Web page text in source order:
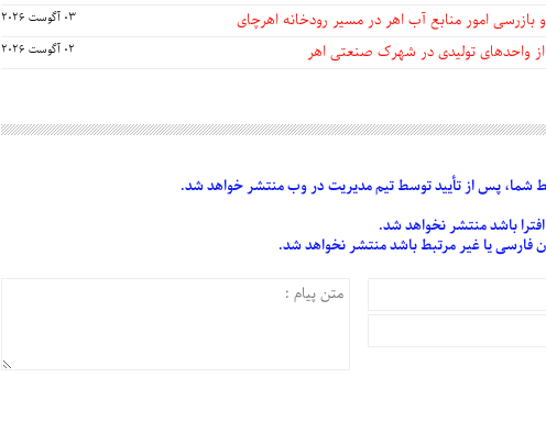
امور منابع آب اهر در مسیر رودخانه اهرچای 03 آگوست 2026
واحدهای تولیدی در شهرک صنعتی اهر 02 آگوست 2026
شما، پس از تأییدتوسط تیم مدیریت در وب منتشر خواهد شد.
باشد منتشر نخواهد شد.
فارسی یا غیر مرتبط باشد منتشر نخواهد شد.